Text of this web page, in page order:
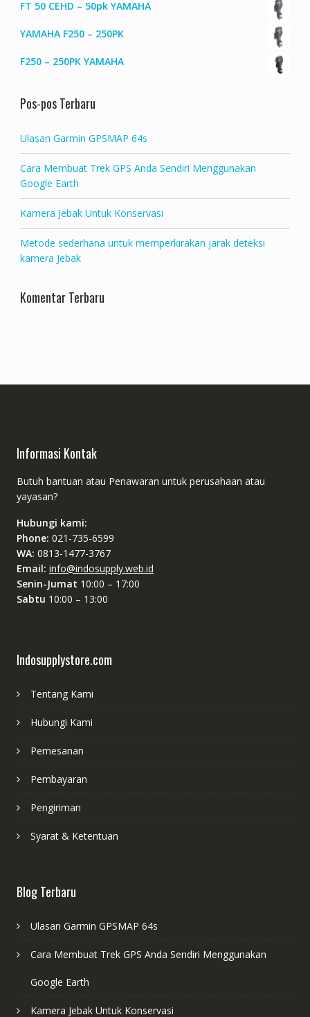
FT 50 CEHD – 50pk YAMAHA
YAMAHA F250 – 250PK
F250 – 250PK YAMAHA
Pos-pos Terbaru
Ulasan Garmin GPSMAP 64s
Cara Membuat Trek GPS Anda Sendiri Menggunakan
Google Earth
Kamera Jebak Untuk Konservasi
Metode sederhana untuk memperkirakan jarak deteksi
kamera Jebak
Komentar Terbaru
Informasi Kontak
Butuh bantuan atau Penawaran untuk perusahaan atau
yayasan?
Hubungi kami:
Phone: 021-735-6599
WA: 0813-1477-3767
Email: info@indosupply.web.id
Senin-Jumat 10:00 – 17:00
Sabtu 10:00 – 13:00
Indosupplystore.com
Tentang Kami
Hubungi Kami
Pemesanan
Pembayaran
Pengiriman
Syarat & Ketentuan
Blog Terbaru
Ulasan Garmin GPSMAP 64s
Cara Membuat Trek GPS Anda Sendiri Menggunakan
Google Earth
Kamera Jebak Untuk Konservasi